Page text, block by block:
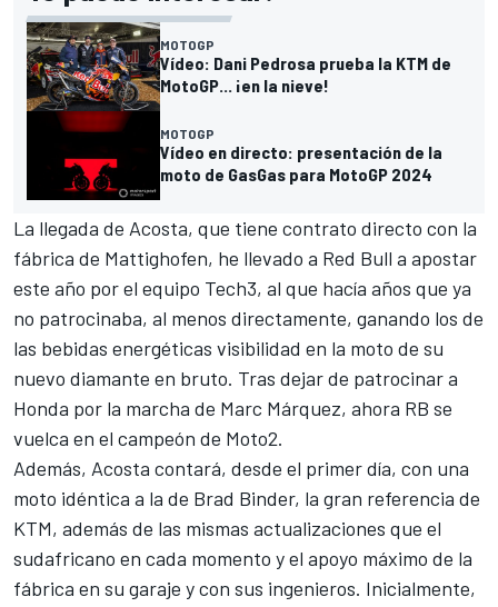
MOTOGP
Vídeo: Dani Pedrosa prueba la KTM de
MotoGP... ¡en la nieve!
MOTOGP
Vídeo en directo: presentación de la
moto de GasGas para MotoGP 2024
La llegada de Acosta, que tiene contrato directo con la
fábrica de Mattighofen, he llevado a Red Bull a apostar
este año por el equipo Tech3, al que hacía años que ya
no patrocinaba, al menos directamente, ganando los de
las bebidas energéticas visibilidad en la moto de su
nuevo diamante en bruto. Tras dejar de patrocinar a
Honda por la marcha de Marc Márquez, ahora RB se
vuelca en el campeón de Moto2.
Además, Acosta contará, desde el primer día, con una
moto idéntica a la de Brad Binder, la gran referencia de
KTM, además de las mismas actualizaciones que el
sudafricano en cada momento y el apoyo máximo de la
fábrica en su garaje y con sus ingenieros. Inicialmente,